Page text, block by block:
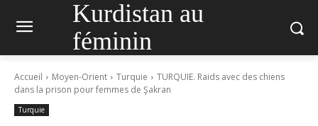
Kurdistan au
féminin
Accueil Moyen-Orient Turquie
TURQUIE. Raids avec des chiens
dans la prison pour femmes de Şakran
Turquie